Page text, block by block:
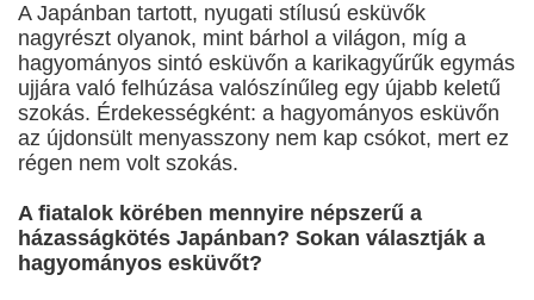
A Japánban tartott, nyugati stílusú esküvők
nagyrészt olyanok, mint bárhol a világon, míg a
hagyományos sintó esküvőn a karikagyűrűk egymás
ujjára való felhúzása valószínűleg egy újabb keletű
szokás. Érdekességként: a hagyományos esküvőn
az újdonsült menyasszony nem kap csókot, mert ez
régen nem volt szokás.
A fiatalok körében mennyire népszerű a
házasságkötés Japánban? Sokan választják a
hagyományos esküvőt?